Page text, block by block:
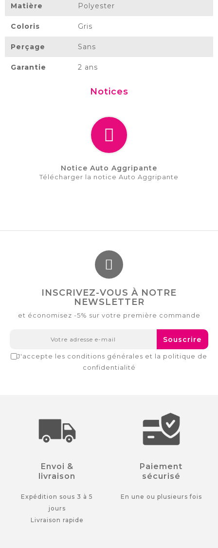
Matière Polyester
Coloris Gris
Perçage Sans
Garantie 2 ans
Notices
Notice Auto Aggripante
Télécharger la notice Auto Aggripante
INSCRIVEZ-VOUS À NOTRE
NEWSLETTER
et économisez -5% sur votre première commande
Souscrire
J'accepte les conditions générales et la politique de
confidentialité
Envoi &
livraison
Expédition sous 3 à 5
jours
Livraison rapide
Paiement
sécurisé
En une ou plusieurs fois